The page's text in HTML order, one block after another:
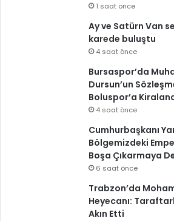
1 saat önce
Ay ve Satürn Van
karede buluştu
4 saat önce
Bursaspor’da
Dursun’un
Boluspor’a
4 saat önce
Cumhurbaşkanı
Bölgemizdeki
Boşa Çıkarmaya
6 saat önce
Trabzon’da
Heyecanı:
Akın Etti